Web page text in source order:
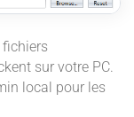
fichiers
sur votre PC.
local pour les